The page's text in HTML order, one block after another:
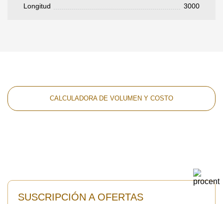
Longitud 3000
CALCULADORA DE VOLUMEN Y COSTO
SUSCRIPCIÓN A OFERTAS